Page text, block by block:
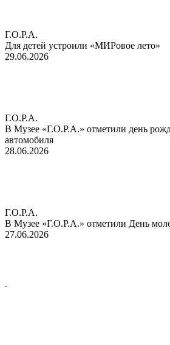
Г.О.Р.А.
Для детей устроили «МИРовое лето»
29.06.2026
Г.О.Р.А.
В Музее «Г.О.Р.А.» отметили день
автомобиля
28.06.2026
Г.О.Р.А.
В Музее «Г.О.Р.А.» отметили День
27.06.2026